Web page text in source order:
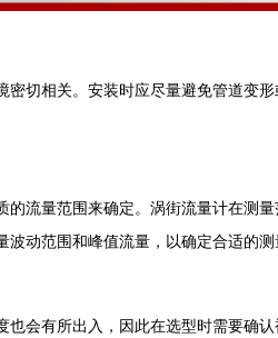
密切相关。安装时应尽量避免管道变
的流量范围来确定。涡街流量计在测
动范围和峰值流量，以确定合适的测
也会有所出入，因此在选型时需要确